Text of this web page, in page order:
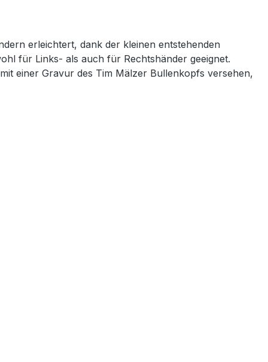
erleichtert, dank der kleinen entstehenden
für Links- als auch für Rechtshänder geeignet.
einer Gravur des Tim Mälzer Bullenkopfs versehen,